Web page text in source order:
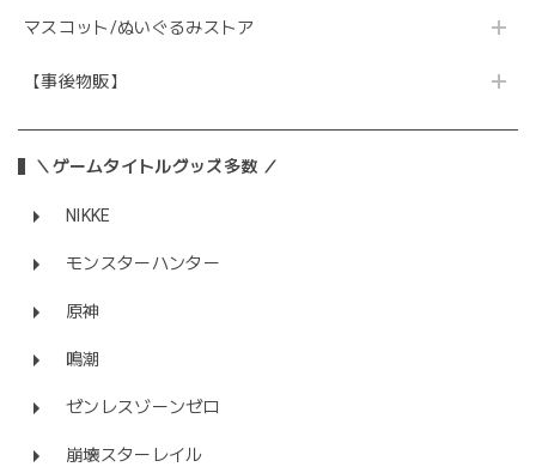
マスコット/ぬいぐるみストア
【事後物販】
＼ゲームタイトルグッズ多数 ／
NIKKE
モンスターハンター
原神
鳴潮
ゼンレスゾーンゼロ
崩壊スターレイル